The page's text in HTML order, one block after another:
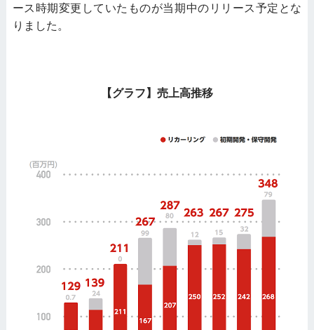
ース時期変更していたものが当期中のリリース予定とな
りました。
【グラフ】売上高推移